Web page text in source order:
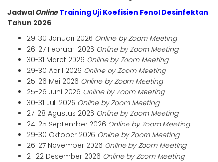
Jadwal OnlineTraining Uji Koefisien Fenol Desinfektan
Tahun 2026
29-30 Januari 2026 Online by Zoom Meeting
26-27 Februari 2026 Online by Zoom Meeting
30-31 Maret 2026 Online by Zoom Meeting
29-30 April 2026 Online by Zoom Meeting
25-26 Mei 2026 Online by Zoom Meeting
25-26 Juni 2026 Online by Zoom Meeting
30-31 Juli 2026 Online by Zoom Meeting
27-28 Agustus 2026 Online by Zoom Meeting
24-25 September 2026 Online by Zoom Meeting
29-30 Oktober 2026 Online by Zoom Meeting
26-27 November 2026 Online by Zoom Meeting
21-22 Desember 2026 Online by Zoom Meeting